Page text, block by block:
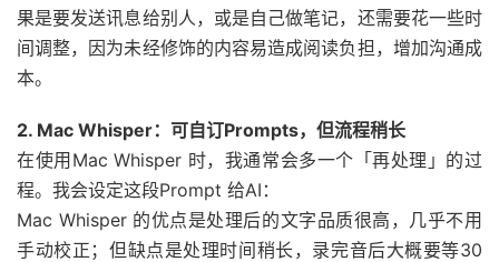
果是要发送讯息给别人，或是自己做笔记，还需要花一些时
间调整，因为未经修饰的内容易造成阅读负担，增加沟通成
本。
2. Mac Whisper：可自订Prompts，但流程稍长
在使用Mac Whisper 时，我通常会多一个「再处理」的过
程。我会设定这段Prompt 给AI：
Mac Whisper 的优点是处理后的文字品质很高，几乎不用
手动校正；但缺点是处理时间稍长，录完音后大概要等30